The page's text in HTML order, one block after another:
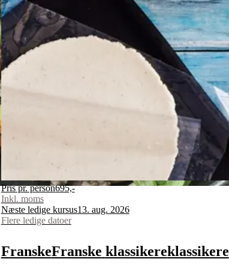
Pris pr. person695,-
Inkl. moms
Næste ledige kursus13. aug. 2026
Flere ledige datoer
FranskeFranske klassikereklassikere